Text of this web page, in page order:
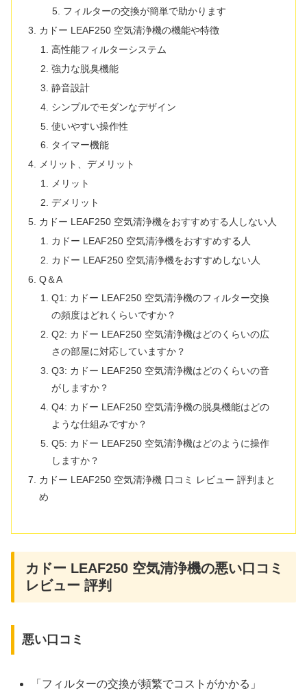
フィルターの交換が簡単で助かります
カドー LEAF250 空気清浄機の機能や特徴
高性能フィルターシステム
強力な脱臭機能
静音設計
シンプルでモダンなデザイン
使いやすい操作性
タイマー機能
メリット、デメリット
メリット
デメリット
カドー LEAF250 空気清浄機をおすすめする人しない人
カドー LEAF250 空気清浄機をおすすめする人
カドー LEAF250 空気清浄機をおすすめしない人
Q＆A
Q1: カドー LEAF250 空気清浄機のフィルター交換
の頻度はどれくらいですか？
Q2: カドー LEAF250 空気清浄機はどのくらいの広
さの部屋に対応していますか？
Q3: カドー LEAF250 空気清浄機はどのくらいの音
がしますか？
Q4: カドー LEAF250 空気清浄機の脱臭機能はどの
ような仕組みですか？
Q5: カドー LEAF250 空気清浄機はどのように操作
しますか？
カドー LEAF250 空気清浄機 口コミ レビュー 評判まと
め
カドー LEAF250 空気清浄機の悪い口コミ
レビュー 評判
悪い口コミ
「フィルターの交換が頻繁でコストがかかる」